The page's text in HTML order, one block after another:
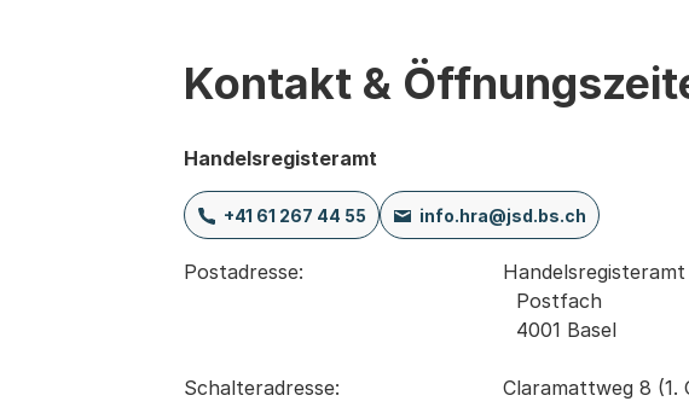
Kontakt &
Handelsregisteramt
+41 61 267 44 55 info.hra@jsd.bs.ch
Postadresse:
Schalteradresse:                           Claramattweg 8 (1.